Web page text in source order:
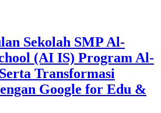
Sekolah SMP Al-
(AI IS) Program Al-
Transformasi
Google for Edu &